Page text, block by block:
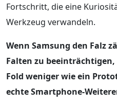
Fortschritt, die eine
Werkzeug verwandeln.
Wenn Samsung den Falz
Falten zu
Fold weniger wie ein
echte Smartphone-